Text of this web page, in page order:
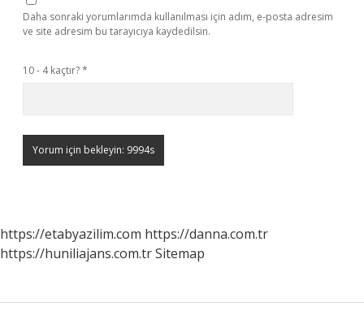
Daha sonraki yorumlarımda kullanılması için adım, e-posta adresim
ve site adresim bu tarayıcıya kaydedilsin.
10 - 4 kaçtır?*
https://etabyazilim.com https://danna.com.tr
https://huniliajans.com.trSitemap